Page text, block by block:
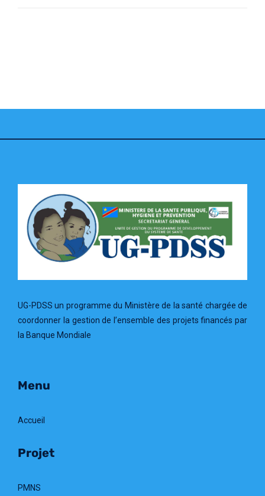
UG-PDSS un programme du Ministère de la santé chargée de
coordonner la gestion de l’ensemble des projets financés par
la Banque Mondiale
Menu
Accueil
Projet
PMNS